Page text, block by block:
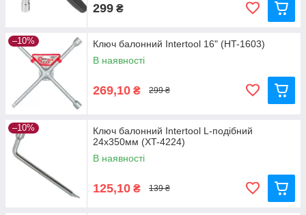
299 ₴
–10%
Ключ балонний Intertool 16" (HT-1603)
В наявності
269,10 ₴ 299 ₴
–10%
Ключ балонний Intertool L-подібний
24х350мм (XT-4224)
В наявності
125,10 ₴ 139 ₴